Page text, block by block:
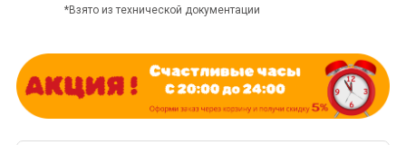
*Взято из технической документации